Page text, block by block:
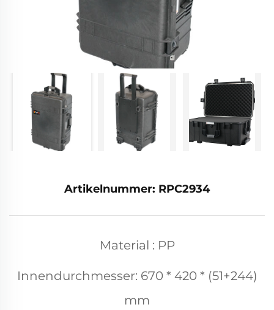
Artikelnummer: RPC2934
Material : PP
Innendurchmesser: 670 * 420 * (51+244)
mm